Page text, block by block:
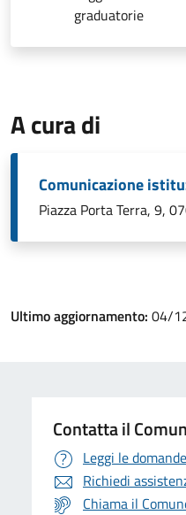
graduatorie
A cura di
Comunicazione
Piazza Porta Terra, 9,
Ultimo aggiornamento: 04/
Contatta il
Leggi le
Richiedi
Chiama il